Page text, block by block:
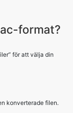
format?
för att välja din
konverterade filen.